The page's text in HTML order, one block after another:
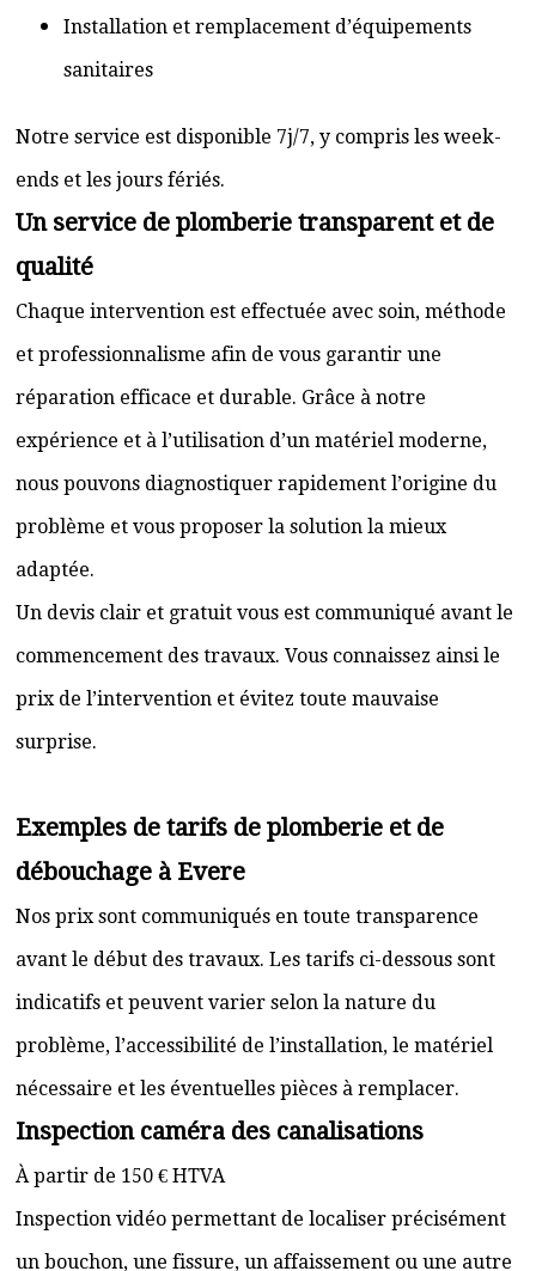
Installation et remplacement d’équipements
sanitaires
Notre service est disponible 7j/7, y compris les week-
ends et les jours fériés.
Un service de plomberie transparent et de
qualité
Chaque intervention est effectuée avec soin, méthode
et professionnalisme afin de vous garantir une
réparation efficace et durable. Grâce à notre
expérience et à l’utilisation d’un matériel moderne,
nous pouvons diagnostiquer rapidement l’origine du
problème et vous proposer la solution la mieux
adaptée.
Un devis clair et gratuit vous est communiqué avant le
commencement des travaux. Vous connaissez ainsi le
prix de l’intervention et évitez toute mauvaise
surprise.
Exemples de tarifs de plomberie et de
débouchage à Evere
Nos prix sont communiqués en toute transparence
avant le début des travaux. Les tarifs ci-dessous sont
indicatifs et peuvent varier selon la nature du
problème, l’accessibilité de l’installation, le matériel
nécessaire et les éventuelles pièces à remplacer.
Inspection caméra des canalisations
À partir de 150 € HTVA
Inspection vidéo permettant de localiser précisément
un bouchon, une fissure, un affaissement ou une autre